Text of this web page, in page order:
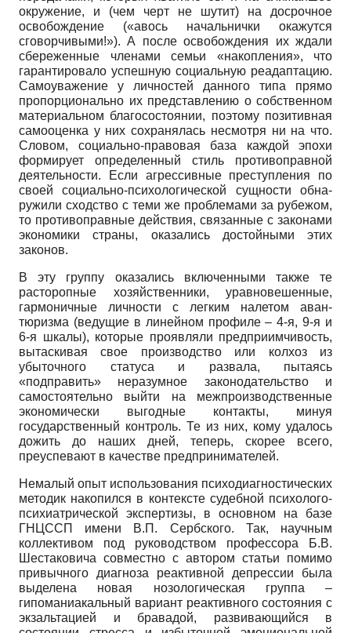
окружение, и (чем черт не шутит) на досрочное
освобождение («авось начальнички окажутся
сговорчивыми!»). А после освобождения их ждали
сбереженные членами семьи «накопления», что
гарантировало успешную социальную реадаптацию.
Самоуважение у личностей данного типа прямо
пропорционально их представлению о собственном
материальном благосостоянии, поэтому позитивная
самооценка у них сохранялась несмотря ни на что.
Словом, социально-правовая база каждой эпохи
формирует определенный стиль противоправной
деятельности. Если агрес­сивные преступления по
своей социально-психологической сущности обна­
ружили сходство с теми же проблемами за рубежом,
то противоправные действия, связанные с законами
экономики страны, оказались достойными этих
законов.
В эту группу оказались включенными также те
расторопные хозяйст­венники, уравновешенные,
гармоничные личности с легким налетом аван­
тюризма (ведущие в линейном профиле – 4-я, 9-я и
6-я шкалы), которые про­являли предприимчивость,
вытаскивая свое производство или колхоз из
убыточного статуса и развала, пытаясь
«подправить» неразумное законода­тельство и
самостоятельно выйти на межпроизводственные
экономически выгодные контакты, минуя
государственный контроль. Те из них, кому уда­лось
дожить до наших дней, теперь, скорее всего,
преуспевают в качестве предпринимателей.
Немалый опыт использования психодиагностических
методик накопился в контексте судебной психолого-
психиатрической экспертизы, в основном на базе
ГНЦССП имени В.П. Сербского. Так, научным
коллективом под руководством профессора Б.В.
Шестаковича совместно с автором статьи помимо
привычного диагноза реактивной депрессии была
выделена новая нозологическая группа –
гипоманиакальный вариант реактивного состояния с
экзальтацией и бравадой, развивающийся в